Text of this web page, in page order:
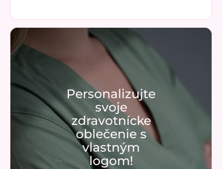
Personalizujte
svoje
zdravotnícke
oblečenie s
vlastným
logom!